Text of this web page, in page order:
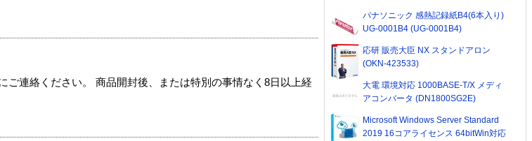
連絡ください。 商品開封後、または特別の事情なく8日以上経
パナソニック 感熱記録紙B4(6本入り)
UG-0001B4 (UG-0001B4)
応研 販売大臣 NX スタンドアロン
(OKN-423533)
大電 環境対応 1000BASE-T/X メディ
アコンバータ (DN1800SG2E)
Microsoft Windows Server Standard
2019 16コアライセンス 64bitWin対応